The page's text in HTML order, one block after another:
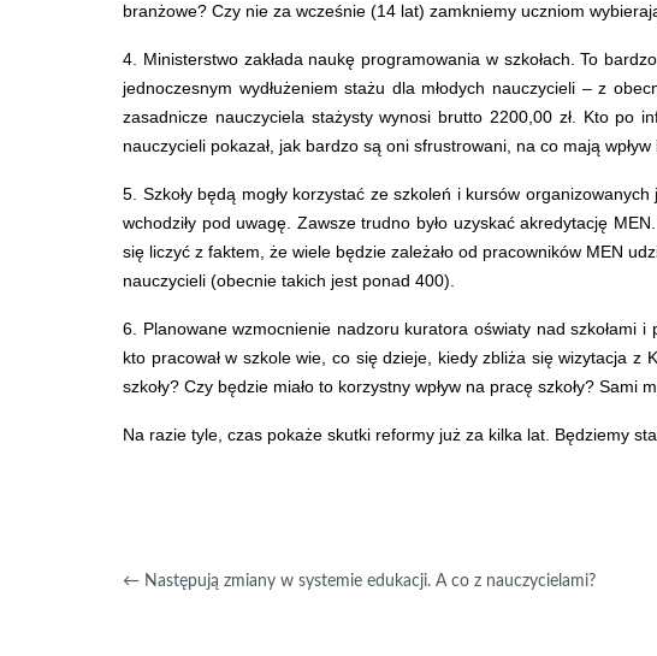
branżowe? Czy nie za wcześnie (14 lat) zamkniemy uczniom
4. Ministerstwo zakłada naukę programowania w szkołach. To
jednoczesnym wydłużeniem stażu dla młodych nauczycieli – z
zasadnicze nauczyciela stażysty wynosi brutto 2200,00 zł. Kto
nauczycieli pokazał, jak bardzo są oni sfrustrowani, na co mają wpływ
5. Szkoły będą mogły korzystać ze szkoleń i kursów
wchodziły pod uwagę. Zawsze trudno było uzyskać akredytację
się liczyć z faktem, że wiele będzie zależało od pracowników MEN
nauczycieli (obecnie takich jest ponad 400).
6. Planowane wzmocnienie nadzoru kuratora oświaty nad szkołami
kto pracował w szkole wie, co się dzieje, kiedy zbliża się wizytacja
szkoły? Czy będzie miało to korzystny wpływ na pracę szkoły? Sami
Na razie tyle, czas pokaże skutki reformy już za kilka lat. Będziemy
← Następują zmiany w systemie edukacji. A co z nauczycielami?